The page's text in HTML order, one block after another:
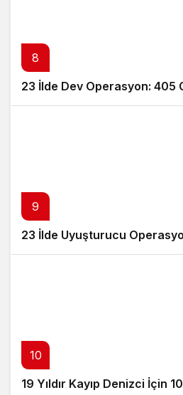
8
23 İlde Dev Operasyon: 405
9
23 İlde Uyuşturucu
10
19 Yıldır Kayıp Denizci İçin